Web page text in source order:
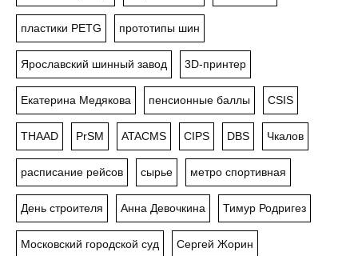
пластики PETG прототипы шин
Ярославский шинный завод 3D-принтер
Екатерина Медякова пенсионные баллы CSIS
THAAD PrSM ATACMS CIPS DBS Чкалов
расписание рейсов сырье метро спортивная
День строителя Анна Девочкина Тимур Родригез
Московский городской суд Сергей Жорин